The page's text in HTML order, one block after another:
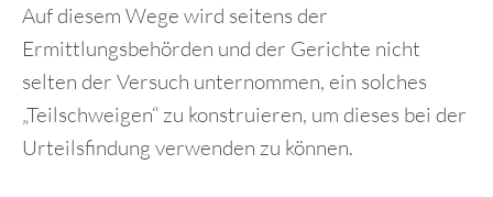
Auf diesem Wege wird seitens der
Ermittlungsbehörden und der Gerichte nicht
selten der Versuch unternommen, ein solches
„Teilschweigen“ zu konstruieren, um dieses bei der
Urteilsfindung verwenden zu können.